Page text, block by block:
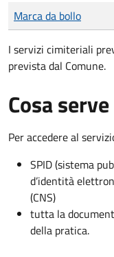
Tipo di pagamento
Importo
Marca da bollo
I servizi cimiteriali
prevista dal Comune.
Cosa serve
Per accedere al
SPID (sistema
d’identità
(CNS)
tutta la
della pratica.